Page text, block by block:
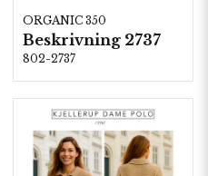
ORGANIC 350
Beskrivning 2737
802-2737